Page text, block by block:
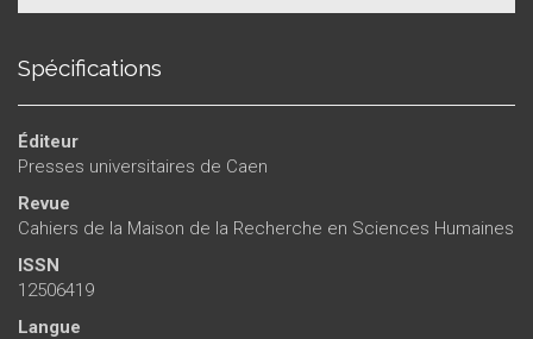
Spécifications
Éditeur
Presses universitaires de Caen
Revue
Cahiers de la Maison de la Recherche en Sciences Humaines
ISSN
12506419
Langue